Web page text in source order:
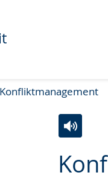
Konfliktmanagement
Leichten
Audio-
Video